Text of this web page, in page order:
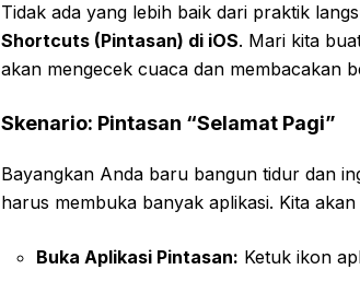
Tidak ada yang lebih baik dari praktik
Shortcuts (Pintasan) di iOS. Mari kita
akan mengecek cuaca dan membacakan
Skenario: Pintasan “Selamat Pagi”
Bayangkan Anda baru bangun tidur dan
harus membuka banyak aplikasi. Kita
Buka Aplikasi Pintasan: Ketuk ikon